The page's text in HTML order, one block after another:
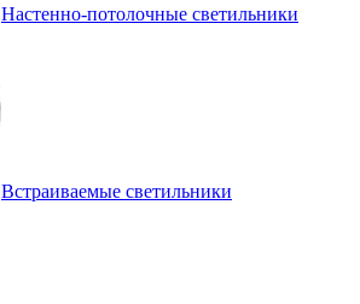
Настенно-потолочные светильники
Встраиваемые светильники